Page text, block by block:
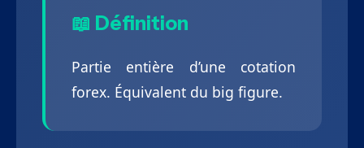
📖 Définition
Partie entière d’une cotation
forex. Équivalent du big figure.